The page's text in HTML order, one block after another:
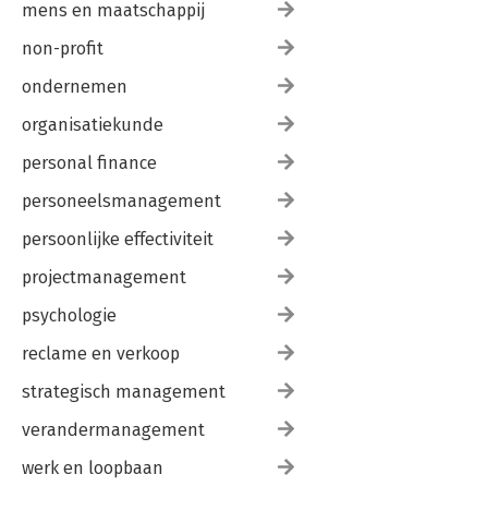
mens en maatschappij
non-profit
ondernemen
organisatiekunde
personal finance
personeelsmanagement
persoonlijke effectiviteit
projectmanagement
psychologie
reclame en verkoop
strategisch management
verandermanagement
werk en loopbaan